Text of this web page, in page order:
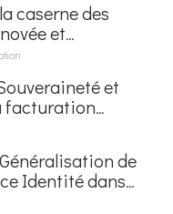
caserne des
et
et
facturation
de
Identité dans